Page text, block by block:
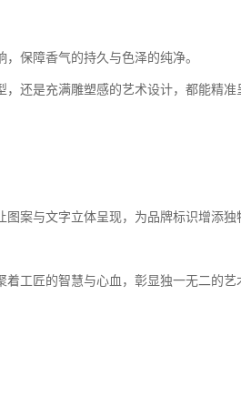
保障香气的持久与色泽的纯净。
还是充满雕塑感的艺术设计，都能精准
案与文字立体呈现，为品牌标识增添独
工匠的智慧与心血，彰显独一无二的艺